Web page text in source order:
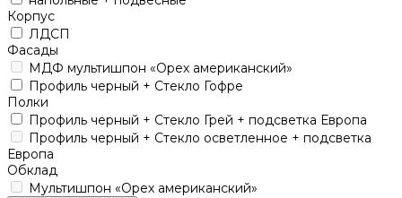
Корпус
ЛДСП
Фасады
МДФ мультишпон «Орех американский»
Профиль черный + Стекло Гофре
Полки
Профиль черный + Стекло Грей + подсветка Европа
Профиль черный + Стекло осветленное + подсветка
Европа
Обклад
Мультишпон «Орех американский»